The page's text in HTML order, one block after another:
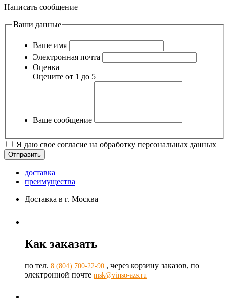
Написать сообщение
Ваши данные
Ваше имя
Электронная почта
Оценка
Оцените от 1 до 5
Ваше сообщение
Я даю свое согласие на обработку персональных данных
доставка
преимущества
Доставка в г. Москва
Как заказать
по тел. 8 (804) 700-22-90 , через корзину заказов, по
электронной почте msk@vinso-azs.ru